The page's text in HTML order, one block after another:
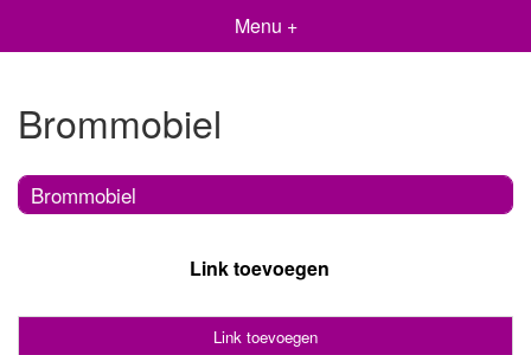
Menu +
Brommobiel
Brommobiel
Link toevoegen
Link toevoegen